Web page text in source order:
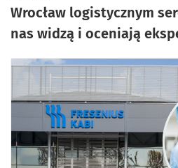
Wrocław logistycznym
nas widzą i oceniają